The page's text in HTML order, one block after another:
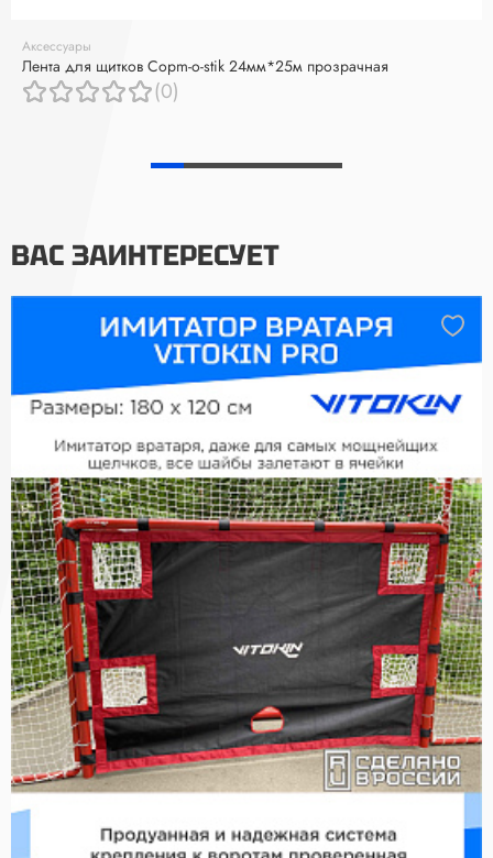
Аксессуары
Лента для щитков Copm-o-stik 24мм*25м прозрачная
(0)
ВАС ЗАИНТЕРЕСУЕТ